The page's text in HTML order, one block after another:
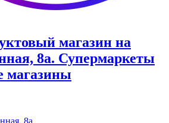
магазин на
8а. Супермаркеты
магазины
8а